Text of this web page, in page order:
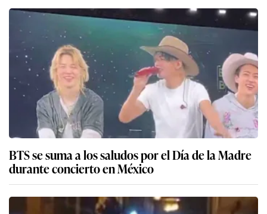
BTS se suma a los saludos por el Día de la Madre
durante concierto en México